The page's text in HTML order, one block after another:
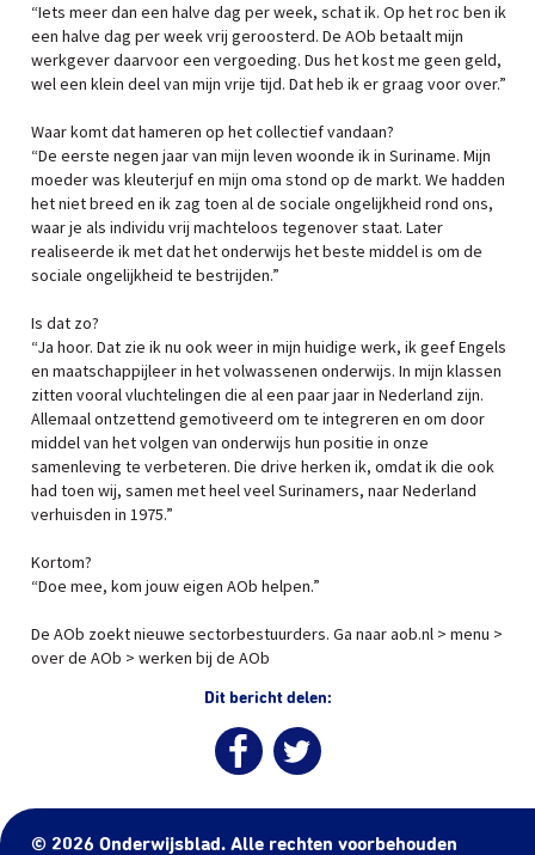
“Iets meer dan een halve dag per week, schat ik. Op het roc ben ik
een halve dag per week vrij geroosterd. De AOb betaalt mijn
werkgever daarvoor een vergoeding. Dus het kost me geen geld,
wel een klein deel van mijn vrije tijd. Dat heb ik er graag voor over.”
Waar komt dat hameren op het collectief vandaan?
“De eerste negen jaar van mijn leven woonde ik in Suriname. Mijn
moeder was kleuterjuf en mijn oma stond op de markt. We hadden
het niet breed en ik zag toen al de sociale ongelijkheid rond ons,
waar je als individu vrij machteloos tegenover staat. Later
realiseerde ik met dat het onderwijs het beste middel is om de
sociale ongelijkheid te bestrijden.”
Is dat zo?
“Ja hoor. Dat zie ik nu ook weer in mijn huidige werk, ik geef Engels
en maatschappijleer in het volwassenen onderwijs. In mijn klassen
zitten vooral vluchtelingen die al een paar jaar in Nederland zijn.
Allemaal ontzettend gemotiveerd om te integreren en om door
middel van het volgen van onderwijs hun positie in onze
samenleving te verbeteren. Die drive herken ik, omdat ik die ook
had toen wij, samen met heel veel Surinamers, naar Nederland
verhuisden in 1975.”
Kortom?
“Doe mee, kom jouw eigen AOb helpen.”
De AOb zoekt nieuwe sectorbestuurders. Ga naar aob.nl > menu >
over de AOb > werken bij de AOb
Dit bericht delen:
© 2026 Onderwijsblad. Alle rechten voorbehouden